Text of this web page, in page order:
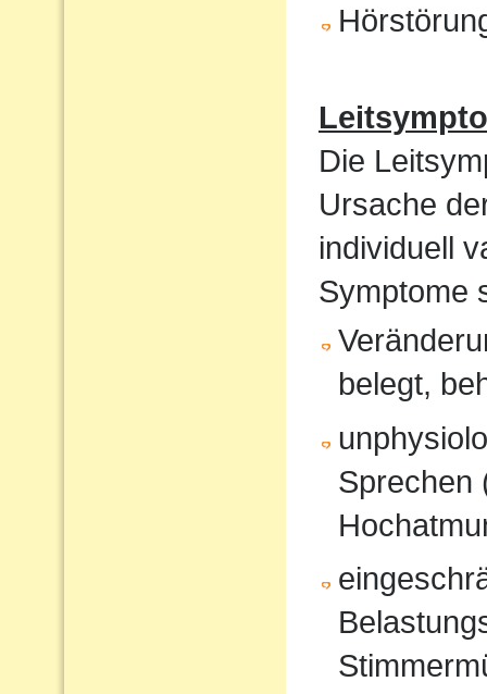
Die
Ursache
individuell
Symptome
belegt,
Sprechen